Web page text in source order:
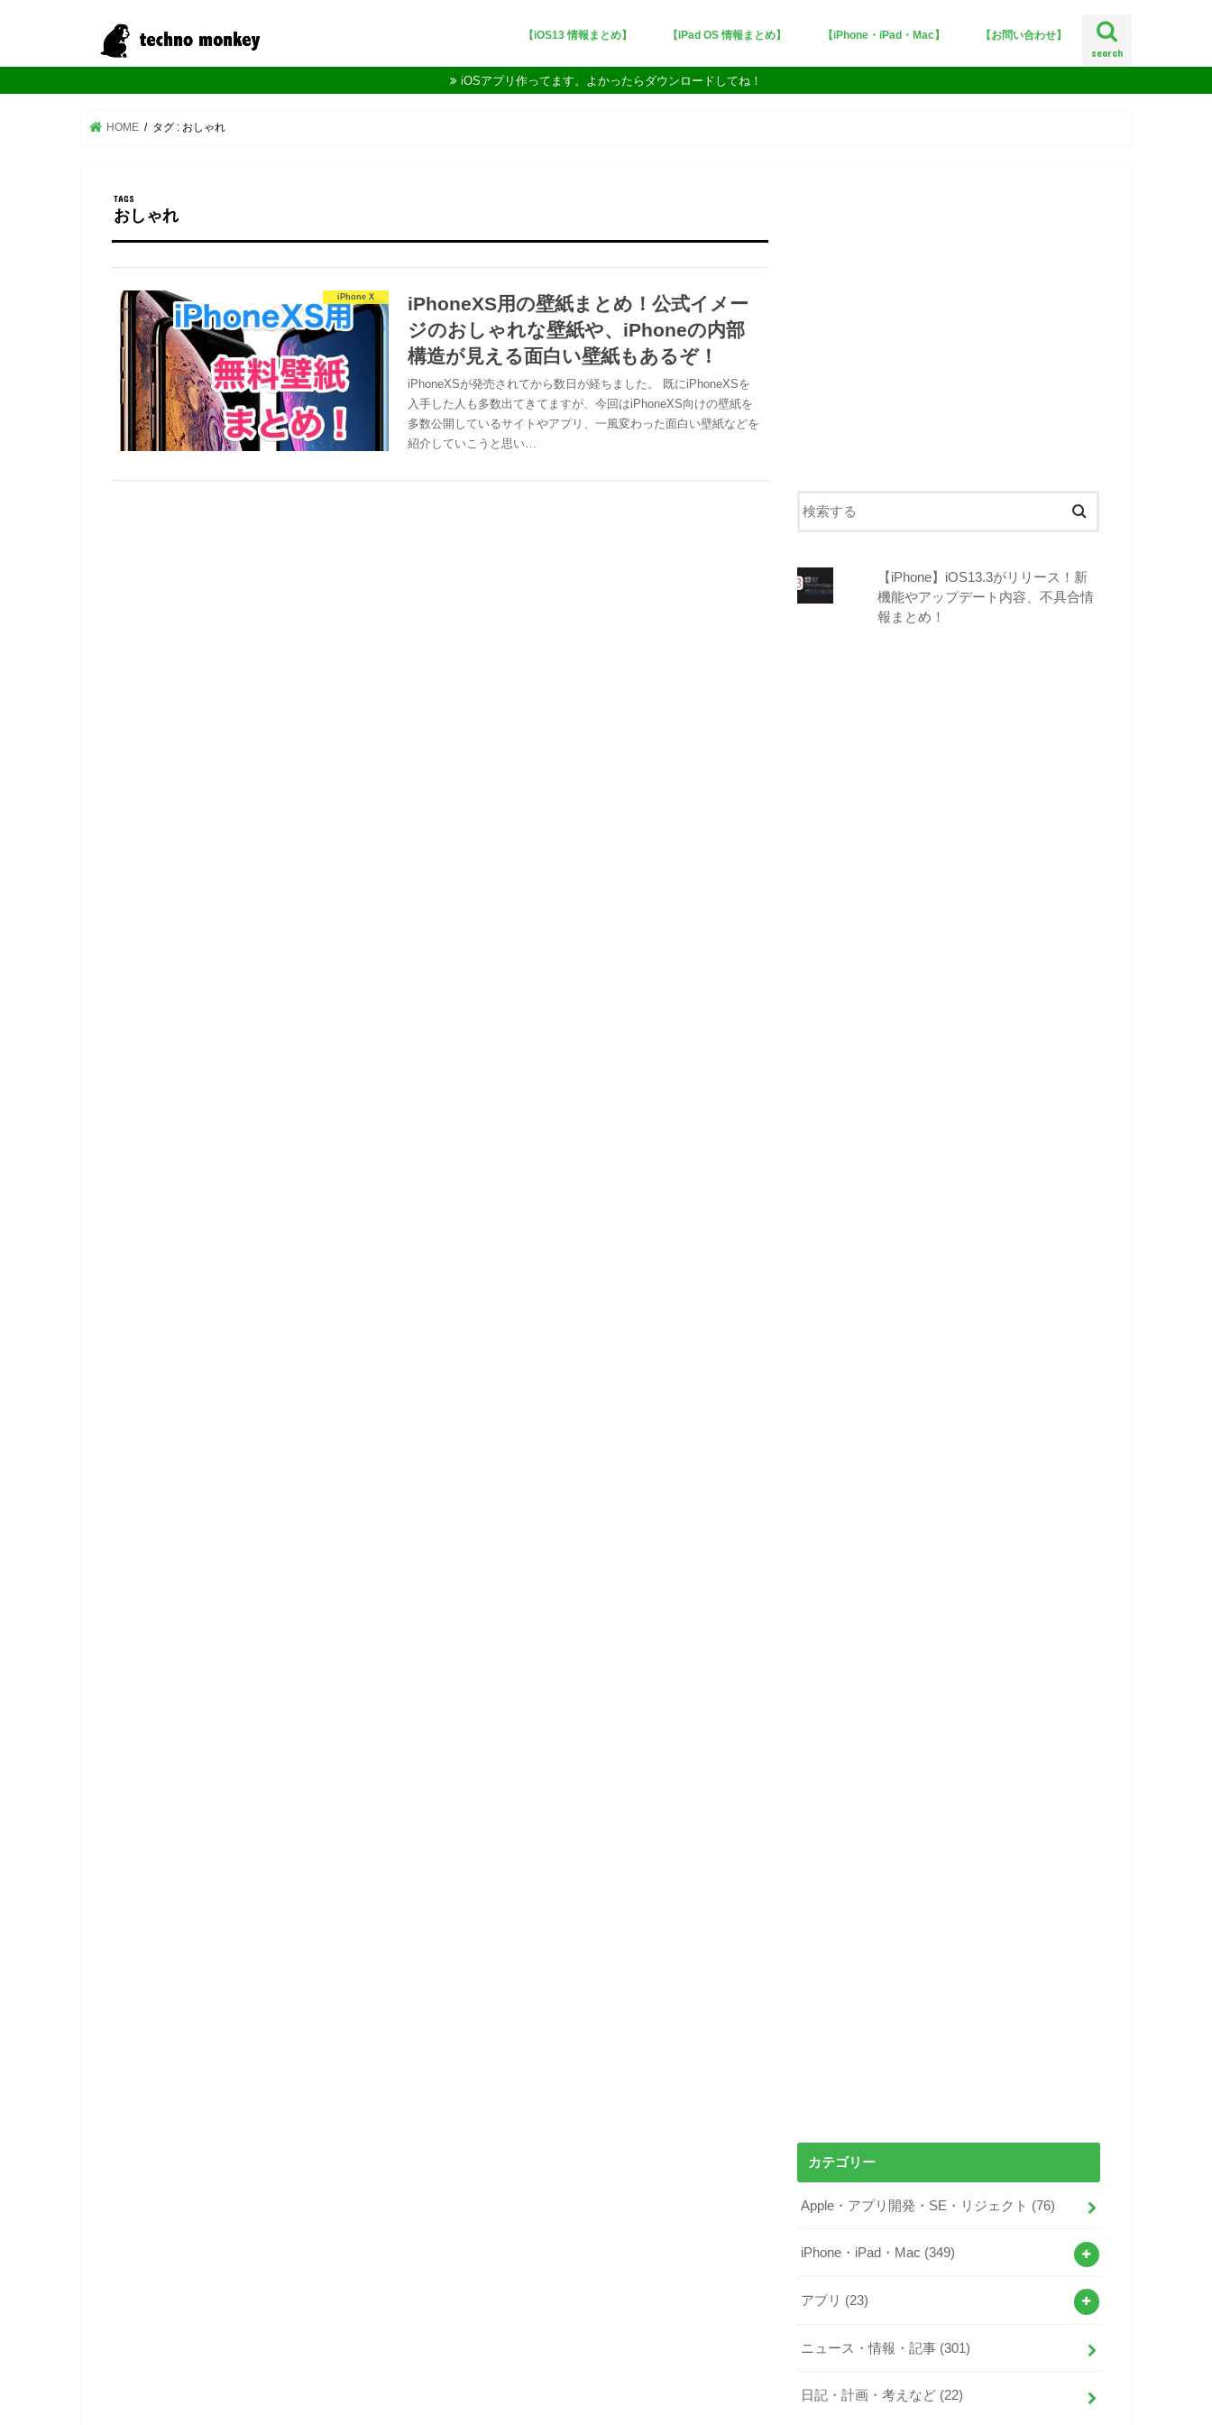
search
【iOS13 情報まとめ】 【iPad OS 情報まとめ】 【iPhone・iPad・Mac】
iPhoneX
iOS12
iOS11
【お問い合わせ】
iOSアプリ作ってます。よかったらダウンロードしてね！
HOME タグ : おしゃれ
おしゃれ
iPhone X
iPhoneXS用の壁紙まとめ！公式イメー
ジのおしゃれな壁紙や、iPhoneの内部
構造が見える面白い壁紙もあるぞ！
iPhoneXSが発売されてから数日が経ちました。 既にiPhoneXSを
入手した人も多数出てきてますが、今回はiPhoneXS向けの壁紙を
多数公開しているサイトやアプリ、一風変わった面白い壁紙などを
紹介していこうと思い…
【iPhone】iOS13.3がリリース！新
機能やアップデート内容、不具合情
報まとめ！
カテゴリー
Apple・アプリ開発・SE・リジェクト (76)
iPhone・iPad・Mac (349)
アプリ (23)
ニュース・情報・記事 (301)
日記・計画・考えなど (22)